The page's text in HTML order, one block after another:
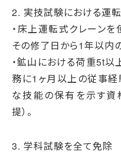
2. 実技試験における運
・床上運転式クレーン
その修了日から1年以内
・鉱山における荷重5t
務に1ヶ月以上の従事経
な技能の保有を示す
提）。
3. 学科試験を全て免除